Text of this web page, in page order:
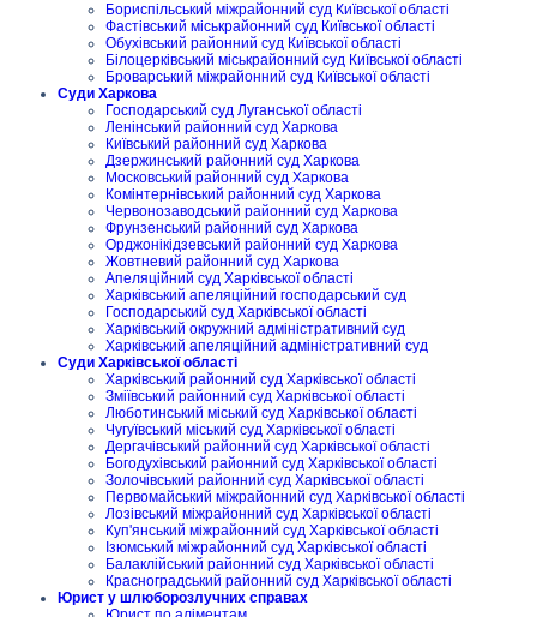
Бориспільський міжрайонний суд Київської області
Фастівський міськрайонний суд Київської області
Обухівський районний суд Київської області
Білоцерківський міськрайонний суд Київської області
Броварський міжрайонний суд Київської області
Суди Харкова
Господарський суд Луганської області
Ленінський районний суд Харкова
Київський районний суд Харкова
Дзержинський районний суд Харкова
Московський районний суд Харкова
Комінтернівський районний суд Харкова
Червонозаводський районний суд Харкова
Фрунзенський районний суд Харкова
Орджонікідзевський районний суд Харкова
Жовтневий районний суд Харкова
Апеляційний суд Харківської області
Харківський апеляційний господарський суд
Господарський суд Харківської області
Харківський окружний адміністративний суд
Харківський апеляційний адміністративний суд
Суди Харківської області
Харківський районний суд Харківської області
Зміївський районний суд Харківської області
Люботинський міський суд Харківської області
Чугуївський міський суд Харківської області
Дергачівський районний суд Харківської області
Богодухівський районний суд Харківської області
Золочівський районний суд Харківської області
Первомайський міжрайонний суд Харківської області
Лозівський міжрайонний суд Харківської області
Куп'янський міжрайонний суд Харківської області
Ізюмський міжрайонний суд Харківської області
Балаклійський районний суд Харківської області
Красноградський районний суд Харківської області
Юрист у шлюборозлучних справах